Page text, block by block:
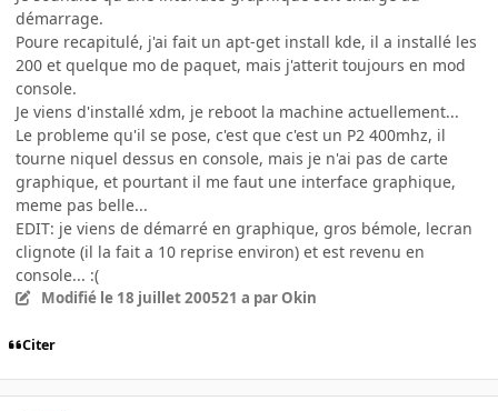
démarrage.
Poure recapitulé, j'ai fait un apt-get install kde, il a installé les
200 et quelque mo de paquet, mais j'atterit toujours en mod
console.
Je viens d'installé xdm, je reboot la machine actuellement...
Le probleme qu'il se pose, c'est que c'est un P2 400mhz, il
tourne niquel dessus en console, mais je n'ai pas de carte
graphique, et pourtant il me faut une interface graphique,
meme pas belle...
EDIT: je viens de démarré en graphique, gros bémole, lecran
clignote (il la fait a 10 reprise environ) et est revenu en
console... :(
Modifié le 18 juillet 200521 a par Okin
Citer